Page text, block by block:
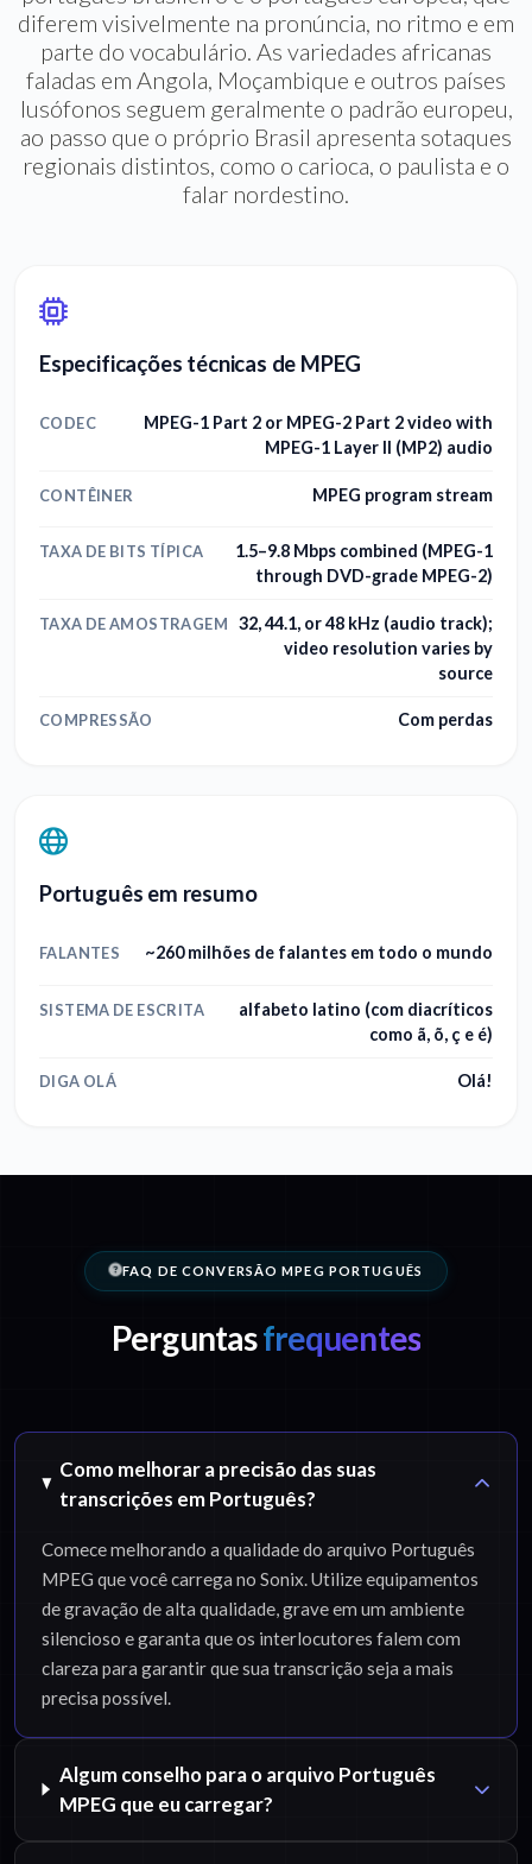
diferem visivelmente na pronúncia, no ritmo e em
parte do vocabulário. As variedades africanas
faladas em Angola, Moçambique e outros países
lusófonos seguem geralmente o padrão europeu,
ao passo que o próprio Brasil apresenta sotaques
regionais distintos, como o carioca, o paulista e o
falar nordestino.
Especificações técnicas de MPEG
CODEC
MPEG-1 Part 2 or MPEG-2 Part 2 video with
MPEG-1 Layer II (MP2) audio
CONTÊINER MPEG program stream
TAXA DE BITS TÍPICA
1.5–9.8 Mbps combined (MPEG-1
through DVD-grade MPEG-2)
TAXA DE AMOSTRAGEM
32, 44.1, or 48 kHz (audio track);
video resolution varies by
source
COMPRESSÃO Com perdas
Português em resumo
FALANTES ~260 milhões de falantes em todo o mundo
SISTEMA DE ESCRITA
alfabeto latino (com diacríticos
como ã, õ, ç e é)
DIGA OLÁ Olá!
FAQ DE CONVERSÃO MPEG PORTUGUÊS
Perguntasfrequentes
Como melhorar a precisão das suas
transcrições em Português?
Comece melhorando a qualidade do arquivo Português
MPEG que você carrega no Sonix. Utilize equipamentos
de gravação de alta qualidade, grave em um ambiente
silencioso e garanta que os interlocutores falem com
clareza para garantir que sua transcrição seja a mais
precisa possível.
Algum conselho para o arquivo Português
MPEG que eu carregar?